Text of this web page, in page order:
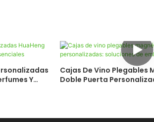
Y
Cajas De Vino Plegables
Doble Puerta